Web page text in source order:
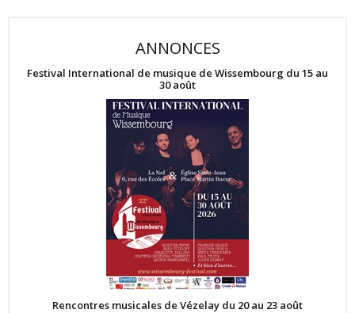
ANNONCES
Festival International de musique de Wissembourg du 15 au
30 août
Rencontres musicales de Vézelay du 20 au 23 août